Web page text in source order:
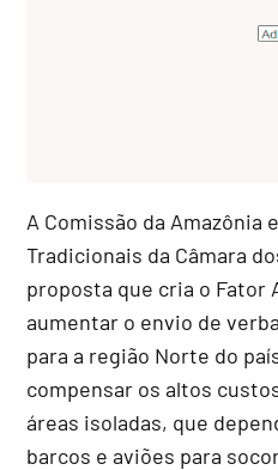
A Comissão da Amazônia
Tradicionais da Câmara
proposta que cria o Fator
aumentar o envio de
para a região Norte do
compensar os altos
áreas isoladas, que
barcos e aviões para